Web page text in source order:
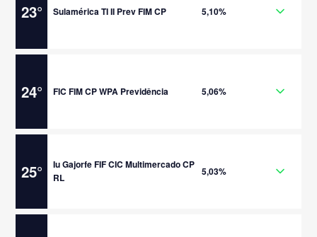
23° Sulamérica TI II Prev FIM CP 5,10%
24° FIC FIM CP WPA Previdência 5,06%
25°
Iu Gajorfe FIF CIC Multimercado CP
RL
5,03%